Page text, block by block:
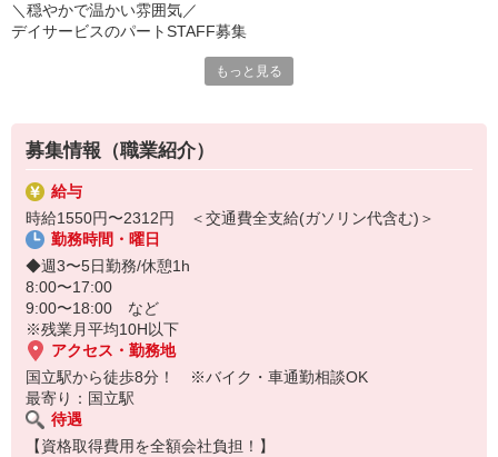
＼穏やかで温かい雰囲気／
デイサービスのパートSTAFF募集
・お散歩の付き添い など
★おススメPOINT★
他の介護施設に比べて、
落ち着いた利用者が多く、比較的ゆったり働けます。
日勤のみ＆シフト相談もOKなので
家庭と仕事を両立しやすいお仕事です！
気になった方はお気軽にご応募ください♪
もっと見る
募集情報（職業紹介）
給与
時給1550円〜2312円 ＜交通費全支給(ガソリン代含む)＞
勤務時間・曜日
◆週3〜5日勤務/休憩1h
8:00〜17:00
9:00〜18:00 など
※残業月平均10H以下
アクセス・勤務地
国立駅から徒歩8分！ ※バイク・車通勤相談OK
最寄り：国立駅
待遇
【資格取得費用を全額会社負担！】